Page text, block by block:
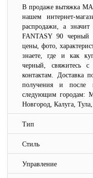
В продаже вытяжка
нашем интернет-
распродажи, а
FANTASY 90 черный
цены, фото,
знаете, где и как
черный, свяжитесь
контактам. Доставка
получения и после
следующим городам:
Новгород, Калуга,
Тип
Стиль
Управление